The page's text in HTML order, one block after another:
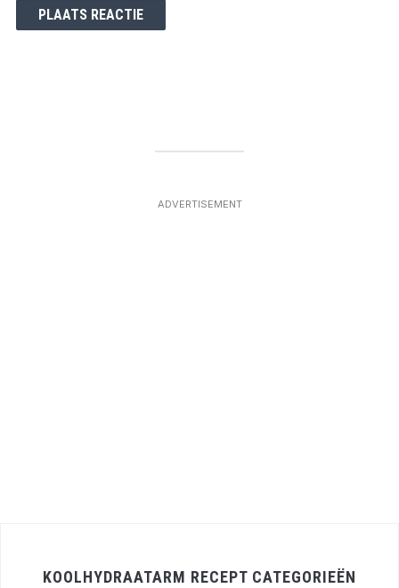
ADVERTISEMENT
KOOLHYDRAATARM RECEPT CATEGORIEËN